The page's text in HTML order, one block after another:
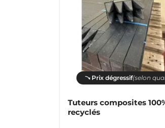
Prix dégressif(selon
Tuteurs composites
recyclés